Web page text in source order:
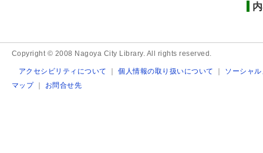
Copyright © 2008 Nagoya City Library. All rights reserved.
アクセシビリティについて ｜個人情報の取り扱いについて ｜ ソーシャ
マップ｜ お問合せ先